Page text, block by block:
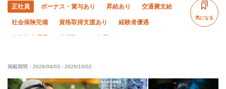
正社員 ボーナス・賞与あり 昇給あり 交通費支給
社会保険完備 資格取得支援あり 経験者優遇
有資格者優遇 未経験OK 転勤なし
夏季休暇
気になる
掲載期間： 2026/04/03 - 2026/10/02